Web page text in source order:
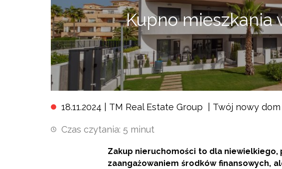
Kupno mieszkania
18.11.2024 | TM Real Estate Group Twój nowy dom
Czas czytania: 5 minut
Zakup nieruchomości to dla
zaangażowaniem środków finansowych,